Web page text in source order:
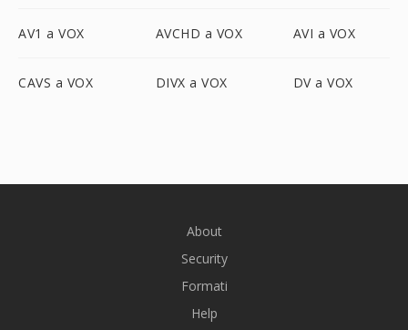
AV1 a VOX AVCHD a VOX AVI a VOX
CAVS a VOX DIVX a VOX DV a VOX
About
Security
Formati
Help